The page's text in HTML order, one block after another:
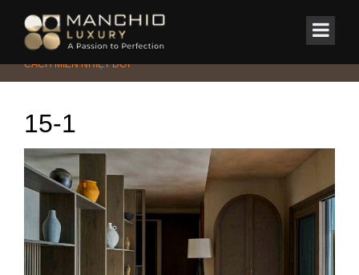
Home/Tin Tức & Sự Kiện/Phong cách
CĂN PENTHOUSE PHONG
CÁCH MIỀN NHIỆT ĐỚI
15-1